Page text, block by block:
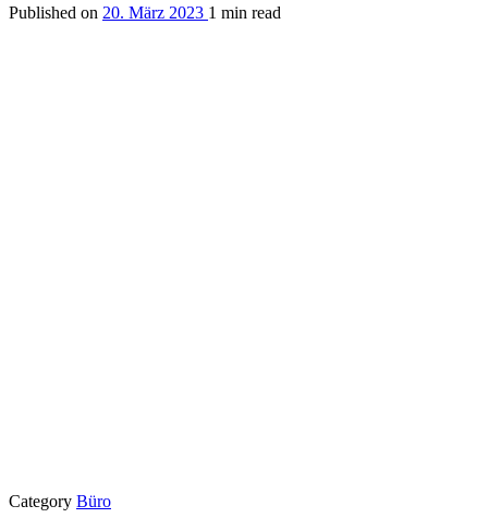
Published on 20. März 2023 1 min read
Category Büro